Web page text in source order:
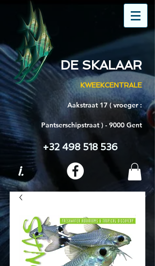
DE SKALAAR
KWEEKCENTRALE
Aakstraat 17 ( vroeger :
Pantserschipstraat ) - 9000 Gent
+32 498 518 536
i.